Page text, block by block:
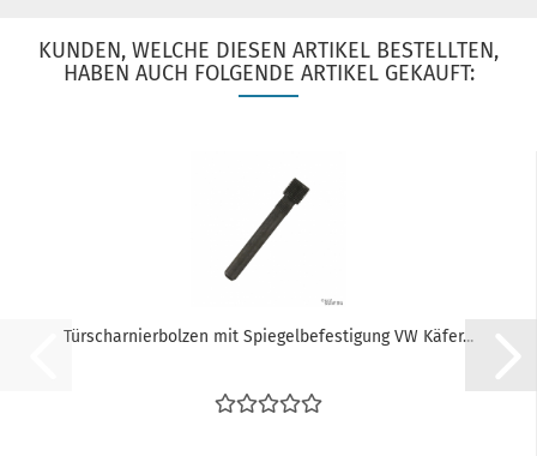
KUNDEN, WELCHE DIESEN ARTIKEL BESTELLTEN,
HABEN AUCH FOLGENDE ARTIKEL GEKAUFT:
Türscharnierbolzen mit Spiegelbefestigung VW Käfer...